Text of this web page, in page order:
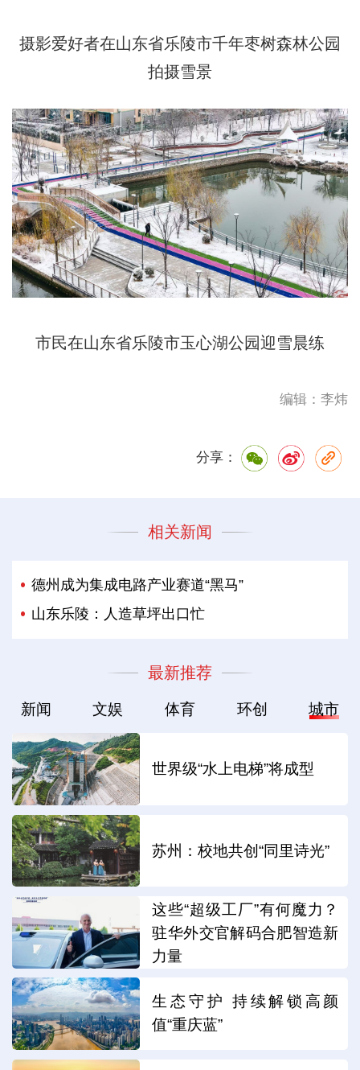
摄影爱好者在山东省乐陵市千年枣树森林公园
拍摄雪景
市民在山东省乐陵市玉心湖公园迎雪晨练
编辑：李炜
分享：
相关新闻
德州成为集成电路产业赛道“黑马”
山东乐陵：人造草坪出口忙
最新推荐
新闻 文娱 体育 环创 城市
世界级“水上电梯”将成型
苏州：校地共创“同里诗光”
这些“超级工厂”有何魔力？
驻华外交官解码合肥智造新
力量
生态守护 持续解锁高颜
值“重庆蓝”